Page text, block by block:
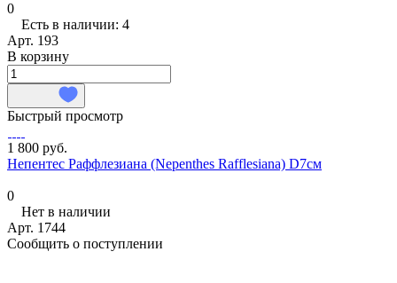
0
Есть в наличии: 4
Арт. 193
В корзину
Быстрый просмотр
1 800 руб.
Непентес Раффлезиана (Nepenthes Rafflesiana) D7см
0
Нет в наличии
Арт. 1744
Сообщить о поступлении